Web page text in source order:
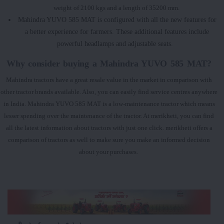
weight of 2100 kgs and a length of 35200 mm.
Mahindra YUVO 585 MAT is configured with all the new features for
a better experience for farmers. These additional features include
powerful headlamps and adjustable seats.
Mahindra tractors have a great resale value in the market in comparison with
other tractor brands available. Also, you can easily find service centres anywhere
in India. Mahindra YUVO 585 MAT is a low-maintenance tractor which means
lesser spending over the maintenance of the tractor. At merikheti, you can find
all the latest information about tractors with just one click. merikheti offers a
comparison of tractors as well to make sure you make an informed decision
about your purchases.